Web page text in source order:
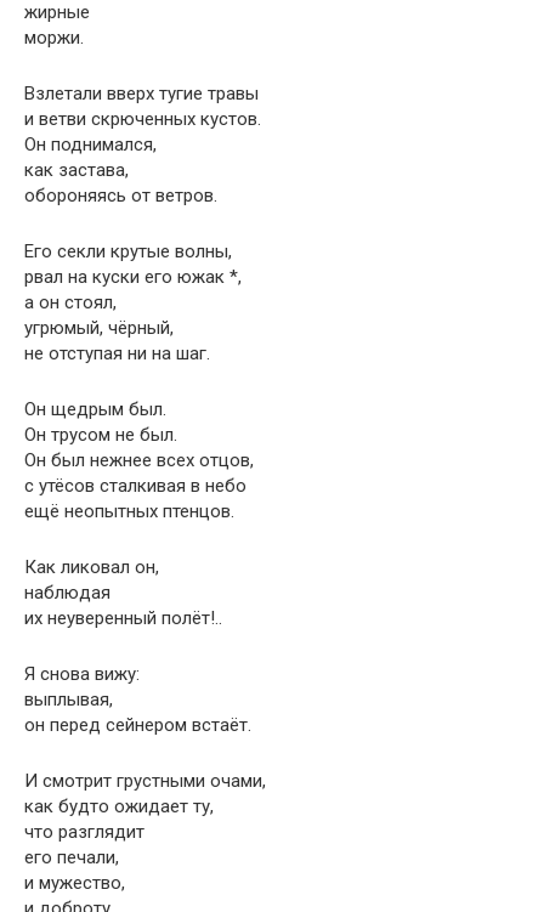
жирные
моржи.
Взлетали вверх тугие травы
и ветви скрюченных кустов.
Он поднимался,
как застава,
обороняясь от ветров.
Его секли крутые волны,
рвал на куски его южак *,
а он стоял,
угрюмый, чёрный,
не отступая ни на шаг.
Он щедрым был.
Он трусом не был.
Он был нежнее всех отцов,
с утёсов сталкивая в небо
ещё неопытных птенцов.
Как ликовал он,
наблюдая
их неуверенный полёт!..
Я снова вижу:
выплывая,
он перед сейнером встаёт.
И смотрит грустными очами,
как будто ожидает ту,
что разглядит
его печали,
и мужество,